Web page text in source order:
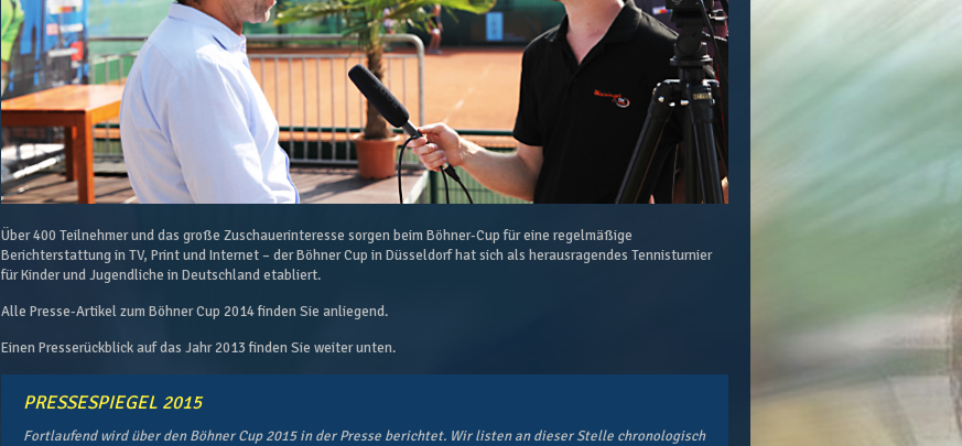
Über 400 Teilnehmer und das große Zuschauerinteresse sorgen beim Böhner-Cup für eine regelmäßige
Berichterstattung in TV, Print und Internet – der Böhner Cup in Düsseldorf hat sich als herausragendes Tennisturnier
für Kinder und Jugendliche in Deutschland etabliert.
Alle Presse-Artikel zum Böhner Cup 2014 finden Sie anliegend.
Einen Presserückblick auf das Jahr 2013 finden Sie weiter unten.
PRESSESPIEGEL 2015
Fortlaufend wird über den Böhner Cup 2015 in der Presse berichtet. Wir listen an dieser Stelle chronologisch